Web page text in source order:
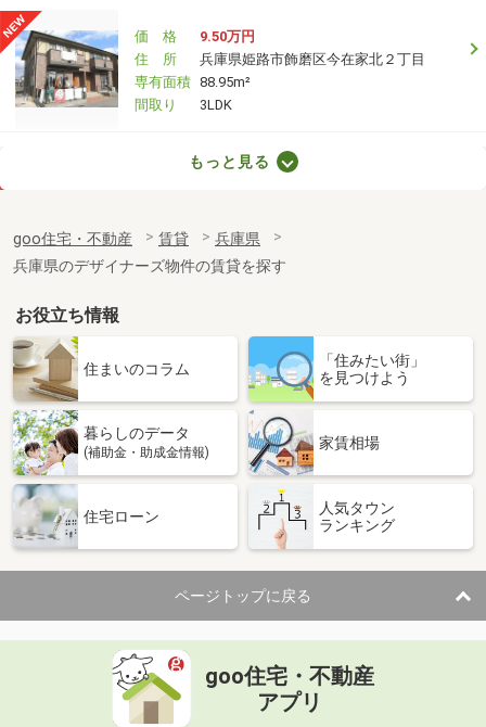
価 格
9.50万円
住 所
兵庫県姫路市飾磨区今在家北２丁目
専有面積 88.95m²
間取り
3LDK
兵庫県尼崎市大庄中通１丁目
専有面積
27.78m²
間取り
ワンルーム
兵庫県神戸市灘区天城通１丁目
価 格
6.30万円
兵庫県神戸市灘区天城通１丁目
専有面積 27.28m²
間取り
ワンルーム
兵庫県姫路市飾磨区阿成植木
住 所
兵庫県姫路市飾磨区阿成植木
専有面積 58.3m²
間取り
2LDK
兵庫県神戸市東灘区深江南町１丁目
価 格
住 所
兵庫県神戸市東灘区深江南町１丁目
もっと見る
goo住宅・不動産 賃貸
兵庫県
兵庫県のデザイナーズ物件の賃貸を探す
お役立ち情報
住まいのコラム
「住みたい街」
を見つけよう
暮らしのデータ
(補助金・助成金情報)
家賃相場
住宅ローン
人気タウン
ランキング
ページトップに戻る
goo住宅・不動産
アプリ